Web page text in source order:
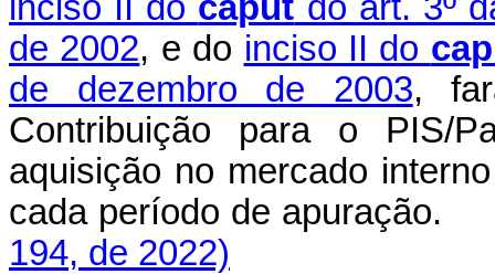
de 2002, e do inciso II do
de dezembro de 2003,
Contribuição para o PIS/
aquisição no mercado
cada período de apuração.
194, de 2022)